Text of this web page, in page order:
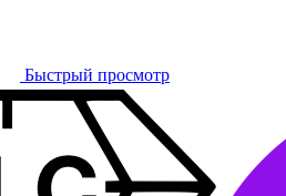
Быстрый просмотр